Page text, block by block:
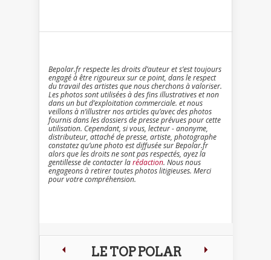
Bepolar.fr respecte les droits d’auteur et s’est toujours
engagé à être rigoureux sur ce point, dans le respect
du travail des artistes que nous cherchons à valoriser.
Les photos sont utilisées à des fins illustratives et non
dans un but d’exploitation commerciale. et nous
veillons à n’illustrer nos articles qu’avec des photos
fournis dans les dossiers de presse prévues pour cette
utilisation. Cependant, si vous, lecteur - anonyme,
distributeur, attaché de presse, artiste, photographe
constatez qu’une photo est diffusée sur Bepolar.fr
alors que les droits ne sont pas respectés, ayez la
gentillesse de contacter larédaction. Nous nous
engageons à retirer toutes photos litigieuses. Merci
pour votre compréhension.
LE TOP POLAR